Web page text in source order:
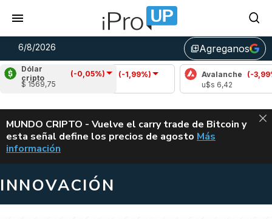
6/8/2026 library_addAgreganos
Dólar
cripto
(-0,05%)
$ 1569,75
Cardano (-1,99%)
Avalanche
(-3,99%)
u$s 6,42
ALERTA
MUNDO CRIPTO - Vuelve el carry trade de Bitcoin y
esta señal define los precios de agosto VUELVE EL
Más
información
INNOVACIÓN